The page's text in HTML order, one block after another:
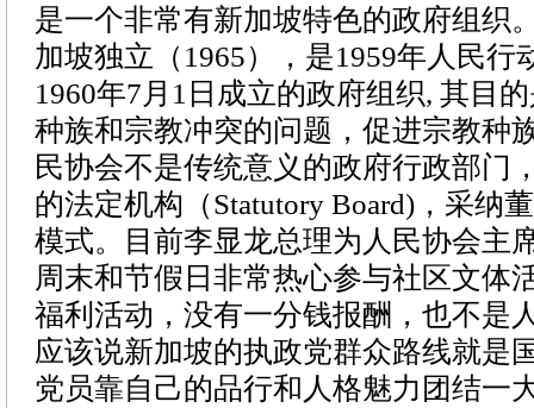
是一个非常有新加坡特色的政府组织
加坡独立（ 1965），是1959年人民行
1960年7 月 1 日成立的政府组织, 其目
种族和宗教冲突的问题，促进宗教种
民协会不是传统意义的政府行政部门
的法定机构 （Statutory Board)， 采纳
模式。
目前李显龙总理为人民协会主
周末和节假日非常热心参与社区文体
福利活动，没有一分钱报酬，也不是
应该说新加坡的执政党群众路线就是
党员靠自己的品行和人格魅力团结一